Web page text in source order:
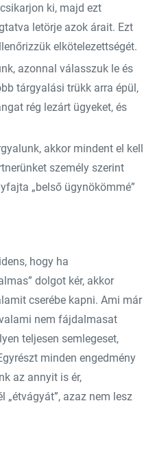
ki, majd ezt
letörje azok árait. Ezt
elkötelezettségét.
azonnal válasszuk le és
tárgyalási trükk arra épül,
rég lezárt ügyeket, és
akkor mindent el kell
személy szerint
„belső ügynökömmé”
hogy ha
dolgot kér, akkor
cserébe kapni. Ami már
nem fájdalmasat
teljesen semlegeset,
minden engedmény
az annyit is ér,
„étvágyát”, azaz nem lesz